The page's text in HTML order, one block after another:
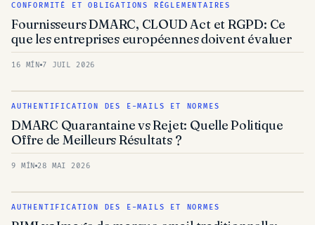
CONFORMITÉ ET OBLIGATIONS RÉGLEMENTAIRES
Fournisseurs DMARC, CLOUD Act et RGPD: Ce
que les entreprises européennes doivent évaluer
16 MÍN 7 JUIL 2026
AUTHENTIFICATION DES E-MAILS ET NORMES
DMARC Quarantaine vs Rejet: Quelle Politique
Offre de Meilleurs Résultats ?
9 MÍN 28 MAI 2026
AUTHENTIFICATION DES E-MAILS ET NORMES